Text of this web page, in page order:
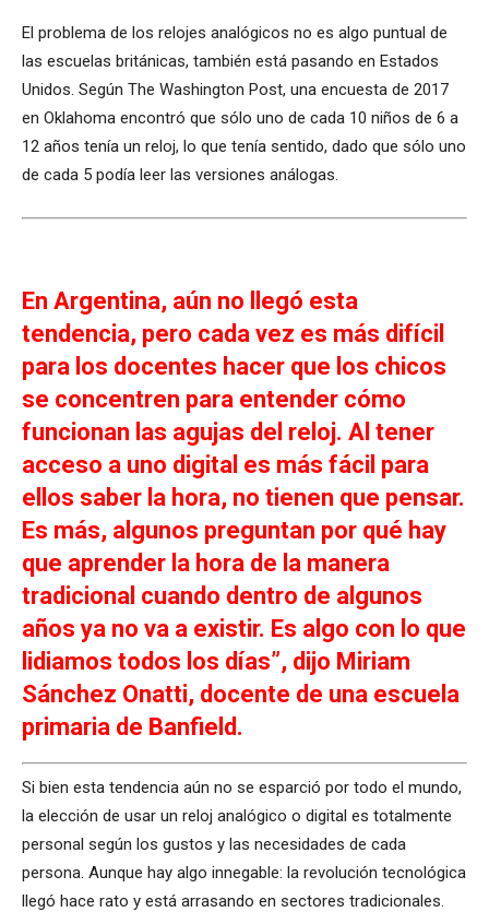
El problema de los relojes analógicos no es algo puntual de
las escuelas británicas, también está pasando en Estados
Unidos. Según The Washington Post, una encuesta de 2017
en Oklahoma encontró que sólo uno de cada 10 niños de 6 a
12 años tenía un reloj, lo que tenía sentido, dado que sólo uno
de cada 5 podía leer las versiones análogas.
En Argentina, aún no llegó esta
tendencia, pero cada vez es más difícil
para los docentes hacer que los chicos
se concentren para entender cómo
funcionan las agujas del reloj. Al tener
acceso a uno digital es más fácil para
ellos saber la hora, no tienen que pensar.
Es más, algunos preguntan por qué hay
que aprender la hora de la manera
tradicional cuando dentro de algunos
años ya no va a existir. Es algo con lo que
lidiamos todos los días”, dijo Miriam
Sánchez Onatti, docente de una escuela
primaria de Banfield.
Si bien esta tendencia aún no se esparció por todo el mundo,
la elección de usar un reloj analógico o digital es totalmente
personal según los gustos y las necesidades de cada
persona. Aunque hay algo innegable: la revolución tecnológica
llegó hace rato y está arrasando en sectores tradicionales.